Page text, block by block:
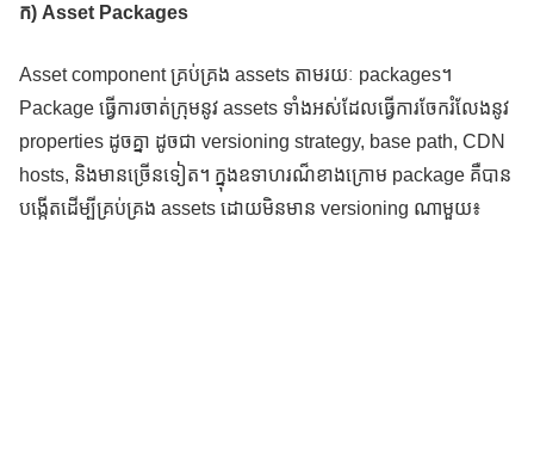
ក) Asset Packages
Asset component គ្រប់គ្រង assets តាមរយៈ packages។
Package ធ្វើការចាត់ក្រុមនូវ assets ទាំងអស់ដែលធ្វើការចែករំលែងនូវ
properties ដូចគ្នា ដូចជា versioning strategy, base path, CDN
hosts, និងមានច្រើនទៀត។ ក្នុងឧទាហរណ៏ខាងក្រោម package គឺបាន
បង្កើតដើម្បីគ្រប់គ្រង assets ដោយមិនមាន versioning ណាមួយ៖